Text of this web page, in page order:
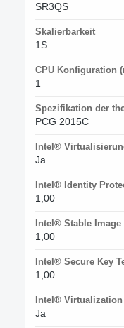
SR3QS
Skalierbarkeit
1S
CPU Konfiguration
1
Spezifikation der
PCG 2015C
Intel®
Ja
Intel® Identity
1,00
Intel® Stable
1,00
Intel® Secure Key
1,00
Intel®
Ja